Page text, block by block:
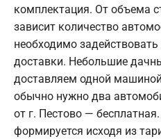
комплектация. От объема
зависит количество
необходимо
доставки. Небольшие
доставляем одной
обычно нужно два
от г. Пестово —
формируется исходя из